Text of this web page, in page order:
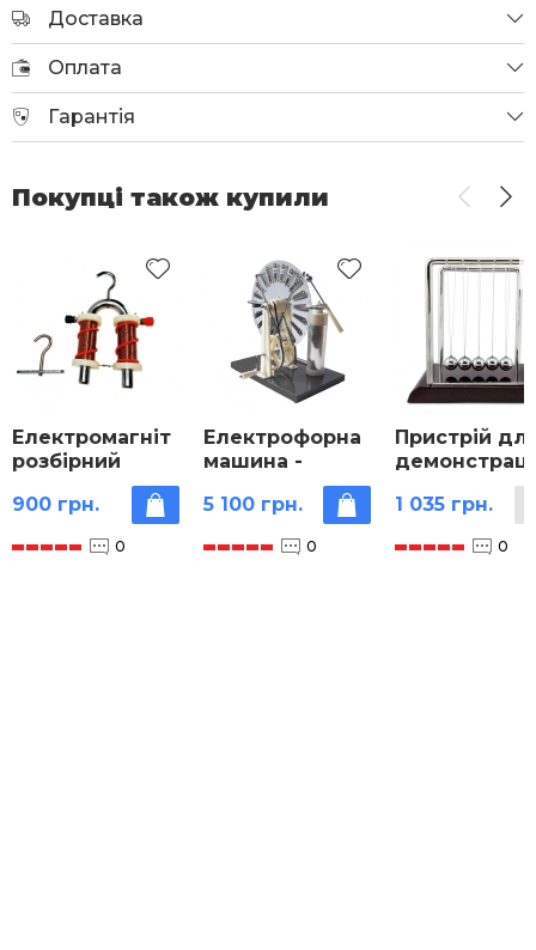
Доставка
Оплата
Гарантія
Покупці також купили
Електромагніт
розбірний
підковоподібний
900 грн.
0
Електрофорна
машина -
Вімшурста
5 100 грн.
0
Пристрій
збереження
імпульсу
1 035 грн.
0